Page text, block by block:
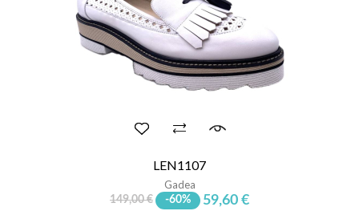
LEN1107
Gadea
149,00 € -60% 59,60 €